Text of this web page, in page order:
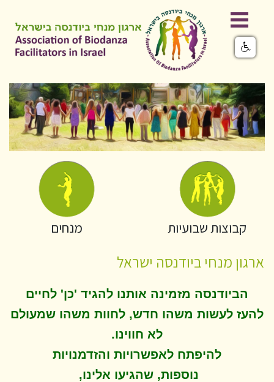
קבוצות שבועיות מנחים
ארגון מנחי ביודנסה ישראל
הביודנסה מזמינה אותנו להגיד 'כן' לחיים
להעז לעשות משהו חדש, לחוות משהו שמעולם
לא חווינו.
להיפתח לאפשרויות והזדמנויות
נוספות, שהגיעו אלינו,